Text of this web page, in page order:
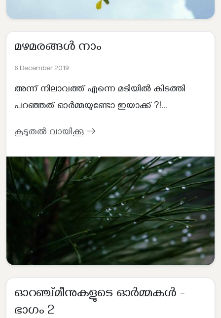
മഴമരങ്ങൾ നാം
6 December 2019
അന്ന് നിലാവത്ത് എന്നെ മടിയിൽ കിടത്തി
പറഞ്ഞത് ഓർമ്മയുണ്ടോ ഇയാക്ക് ?!...
കൂടുതൽ വായിക്കൂ
ഓറഞ്ച്മീനുകളുടെ ഓർമ്മകൾ -
ഭാഗം 2